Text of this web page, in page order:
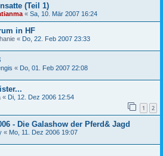
(Teil 1)
« Sa, 10. Mär 2007 16:24
in HF
« Do, 22. Feb 2007 23:33
« Do, 01. Feb 2007 22:08
« Di, 12. Dez 2006 12:54
1 2
- Die Galashow der Pferd& Jagd
« Mo, 11. Dez 2006 19:07